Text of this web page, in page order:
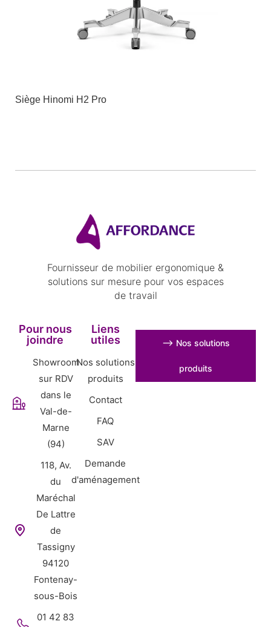
Siège Hinomi H2 Pro
Fournisseur de mobilier ergonomique &
solutions sur mesure pour vos espaces
de travail
Pour nous
joindre
Showroom
sur RDV
dans le
Val-de-
Marne
(94)
118, Av.
du
Maréchal
De Lattre
de
Tassigny
94120
Fontenay-
sous-Bois
01 42 83
Liens
utiles
Nos solutions
produits
Contact
FAQ
SAV
Demande
d'aménagement
⟶ Nos solutions
produits